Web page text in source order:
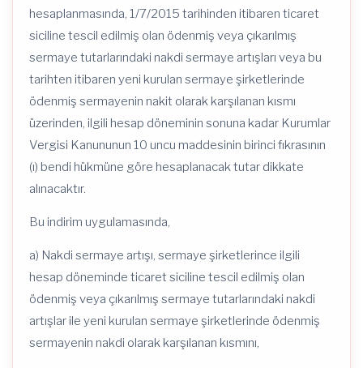
hesaplanmasında, 1/7/2015 tarihinden itibaren ticaret
siciline tescil edilmiş olan ödenmiş veya çıkarılmış
sermaye tutarlarındaki nakdi sermaye artışları veya bu
tarihten itibaren yeni kurulan sermaye şirketlerinde
ödenmiş sermayenin nakit olarak karşılanan kısmı
üzerinden, ilgili hesap döneminin sonuna kadar Kurumlar
Vergisi Kanununun 10 uncu maddesinin birinci fıkrasının
(ı) bendi hükmüne göre hesaplanacak tutar dikkate
alınacaktır.
Bu indirim uygulamasında,
a) Nakdi sermaye artışı, sermaye şirketlerince ilgili
hesap döneminde ticaret siciline tescil edilmiş olan
ödenmiş veya çıkarılmış sermaye tutarlarındaki nakdi
artışlar ile yeni kurulan sermaye şirketlerinde ödenmiş
sermayenin nakdi olarak karşılanan kısmını,